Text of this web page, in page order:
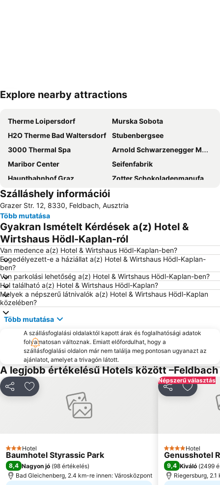
Nagy méretű térkép
Explore nearby attractions
Therme Loipersdorf
Murska Sobota
H2O Therme Bad Waltersdorf
Stubenbergsee
3000 Thermal Spa
Arnold Schwarzenegger Museum
Maribor Center
Seifenfabrik
Hauptbahnhof Graz
Zotter Schokoladenmanufaktur
Parktherme
Shopping City Seiersberg
Akvarij - terarij Maribor
Avtobusna postaja Maribor
Riegersburg
Landhaus
Volksgarten
Bukovniško jezero
Glavni trg
Styrassic Park
Dom Graz
Congress Graz
Insel in der Mur
Schloss Eggenberg
Nova Vas
Szálláshely információi
Grazer Str. 12, 8330, Feldbach, Ausztria
Több mutatása
Gyakran Ismételt Kérdések a(z) Hotel &
Wirtshaus Hödl-Kaplan-ról
Van medence a(z) Hotel & Wirtshaus Hödl-Kaplan-ben?
Engedélyezett-e a háziállat a(z) Hotel & Wirtshaus Hödl-Kaplan-
ben?
Van parkolási lehetőség a(z) Hotel & Wirtshaus Hödl-Kaplan-ben?
Hol található a(z) Hotel & Wirtshaus Hödl-Kaplan?
Melyek a népszerű látnivalók a(z) Hotel & Wirtshaus Hödl-Kaplan
közelében?
Több mutatása
A szállásfoglalási oldalaktól kapott árak és foglalhatósági adatok
folyamatosan változnak. Emiatt előfordulhat, hogy a
szállásfoglalási oldalon már nem találja meg pontosan ugyanazt az
ajánlatot, amelyet a trivagón látott.
A legjobb értékelésű Hotels között –Feldbach
MegosztásHozzáadás a kedvencekhez
3 Kategória
Hotel
Baumhotel Styrassic Park
8,4 Nagyon jó (98 értékelés)
Bad Gleichenberg, 2.4 km-re innen: Városközpont
Népszerű választás
Megosztás
4 Kategória
Hotel
Genusshotel
9,4 Kiváló (2499
Riegersburg,